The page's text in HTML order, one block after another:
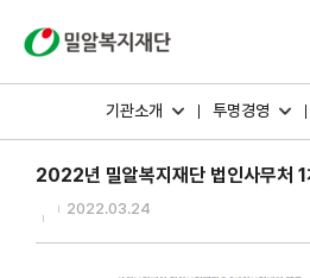
기관소개 투명경영
2022년 밀알복지재단 법인사무처 1
2022.03.24